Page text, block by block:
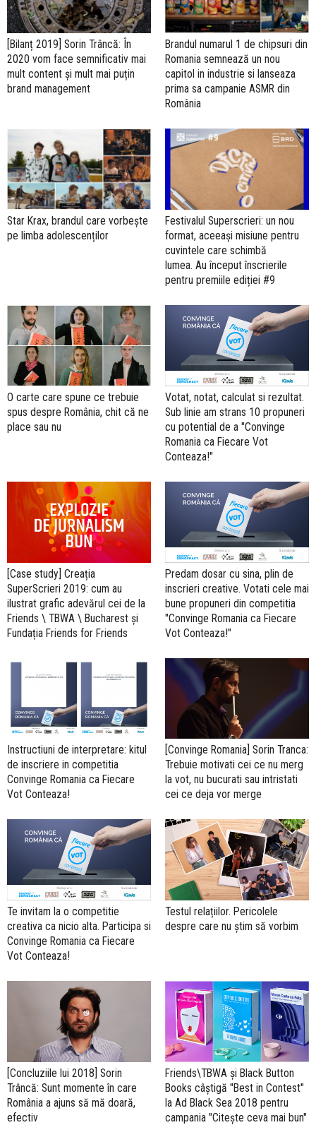
[Bilanț 2019] Sorin Trâncă: În
2020 vom face semnificativ mai
mult content și mult mai puțin
brand management
Brandul numarul 1 de chipsuri din
Romania semnează un nou
capitol in industrie si lanseaza
prima sa campanie ASMR din
România
Star Krax, brandul care vorbește
pe limba adolescenților
Festivalul Superscrieri: un nou
format, aceeași misiune pentru
cuvintele care schimbă
lumea. Au început înscrierile
pentru premiile ediției #9
O carte care spune ce trebuie
spus despre România, chit că ne
place sau nu
Votat, notat, calculat si rezultat.
Sub linie am strans 10 propuneri
cu potential de a "Convinge
Romania ca Fiecare Vot
Conteaza!"
[Case study] Creația
SuperScrieri 2019: cum au
ilustrat grafic adevărul cei de la
Friends \ TBWA \ Bucharest și
Fundația Friends for Friends
Predam dosar cu sina, plin de
inscrieri creative. Votati cele mai
bune propuneri din competitia
"Convinge Romania ca Fiecare
Vot Conteaza!"
Instructiuni de interpretare: kitul
de inscriere in competitia
Convinge Romania ca Fiecare
Vot Conteaza!
[Convinge Romania] Sorin Tranca:
Trebuie motivati cei ce nu merg
la vot, nu bucurati sau intristati
cei ce deja vor merge
Te invitam la o competitie
creativa ca nicio alta. Participa si
Convinge Romania ca Fiecare
Vot Conteaza!
Testul relațiilor. Pericolele
despre care nu știm să vorbim
[Concluziile lui 2018] Sorin
Trâncă: Sunt momente în care
România a ajuns să mă doară,
efectiv
Friends\TBWA și Black Button
Books câștigă "Best in Contest"
la Ad Black Sea 2018 pentru
campania "Citește ceva mai bun"